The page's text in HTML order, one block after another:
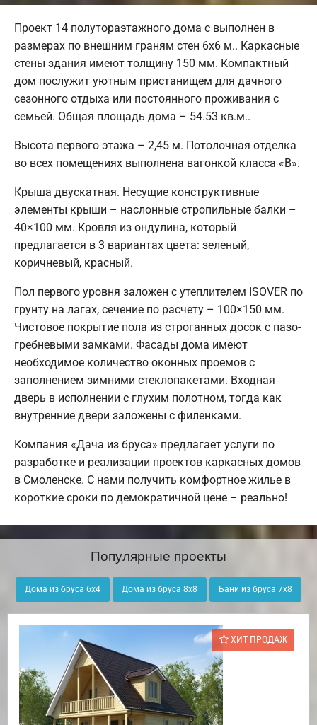
Проект 14 полутораэтажного дома с выполнен в
размерах по внешним граням стен 6х6 м.. Каркасные
стены здания имеют толщину 150 мм. Компактный
дом послужит уютным пристанищем для дачного
сезонного отдыха или постоянного проживания с
семьей. Общая площадь дома – 54.53 кв.м..
Высота первого этажа – 2,45 м. Потолочная отделка
во всех помещениях выполнена вагонкой класса «В».
Крыша двускатная. Несущие конструктивные
элементы крыши – наслонные стропильные балки –
40×100 мм. Кровля из ондулина, который
предлагается в 3 вариантах цвета: зеленый,
коричневый, красный.
Пол первого уровня заложен с утеплителем ISOVER по
грунту на лагах, сечение по расчету – 100×150 мм.
Чистовое покрытие пола из строганных досок с пазо-
гребневыми замками. Фасады дома имеют
необходимое количество оконных проемов с
заполнением зимними стеклопакетами. Входная
дверь в исполнении с глухим полотном, тогда как
внутренние двери заложены с филенками.
Компания «Дача из бруса» предлагает услуги по
разработке и реализации проектов каркасных домов
в Смоленске. С нами получить комфортное жилье в
короткие сроки по демократичной цене – реально!
Популярные проекты
Дома из бруса 6х4 Дома из бруса 8х8 Бани из бруса 7х8
ХИТ ПРОДАЖ